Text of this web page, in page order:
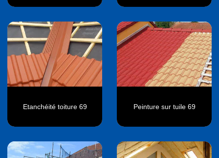
Etanchéité toiture 69 Peinture sur tuile 69